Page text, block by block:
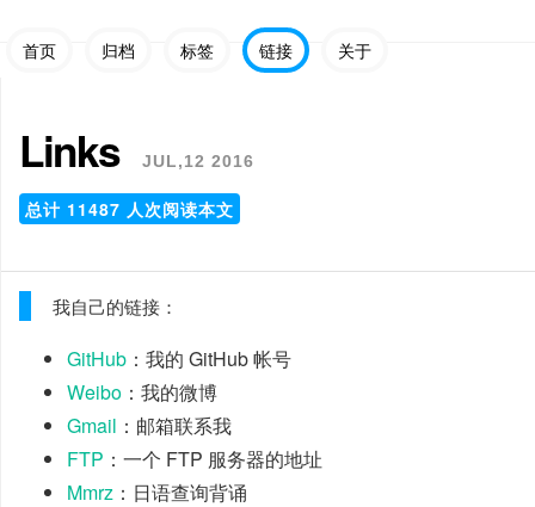
首页 归档 标签 链接 关于
Links JUL,12 2016
总计 11487 人次阅读本文
我自己的链接：
GitHub ：我的 GitHub 帐号
Weibo ：我的微博
Gmail ：邮箱联系我
FTP ：一个 FTP 服务器的地址
Mmrz ：日语查询背诵